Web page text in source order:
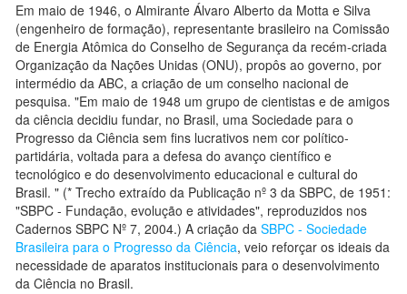
Em maio de 1946, o Almirante Álvaro Alberto da Motta e Silva
(engenheiro de formação), representante brasileiro na Comissão
de Energia Atômica do Conselho de Segurança da recém-criada
Organização da Nações Unidas (ONU), propôs ao governo, por
intermédio da ABC, a criação de um conselho nacional de
pesquisa. "Em maio de 1948 um grupo de cientistas e de amigos
da ciência decidiu fundar, no Brasil, uma Sociedade para o
Progresso da Ciência sem fins lucrativos nem cor político-
partidária, voltada para a defesa do avanço científico e
tecnológico e do desenvolvimento educacional e cultural do
Brasil. " (* Trecho extraído da Publicação nº 3 da SBPC, de 1951:
"SBPC - Fundação, evolução e atividades", reproduzidos nos
Cadernos SBPC Nº 7, 2004.) A criação da SBPC - Sociedade
Brasileira para o Progresso da Ciência, veio reforçar os ideais da
necessidade de aparatos institucionais para o desenvolvimento
da Ciência no Brasil.